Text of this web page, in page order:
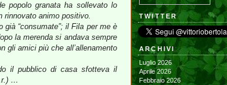
popolo granata ha sollevato lo
rinnovato animo positivo.
“consumate”; il Fila per me è
la merenda si andava sempre
gli amici più che all’allenamento
il pubblico di casa sfotteva il
…
TWITTER
ARCHIVI
Luglio 2026
Aprile 2026
Febbraio 2026